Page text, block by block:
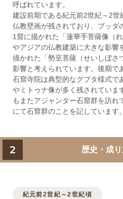
呼ばれています。
建設前期である紀元前2世紀～2
仏教壁画が残されており、ブッダ
1窟に描かれた「蓮華手菩薩像（
やアジアの仏教建築に大きな影響
描かれた「勢至菩薩（せいしぼさ
影響と考えられています。後期で
石窟寺院は典型的なグプタ様式で
やミトゥナ像が多く残されていま
もまたアジャンター石窟群を訪れ
にて石窟群のことを記しています。
2 歴史・成
紀元前2世紀～2世紀頃